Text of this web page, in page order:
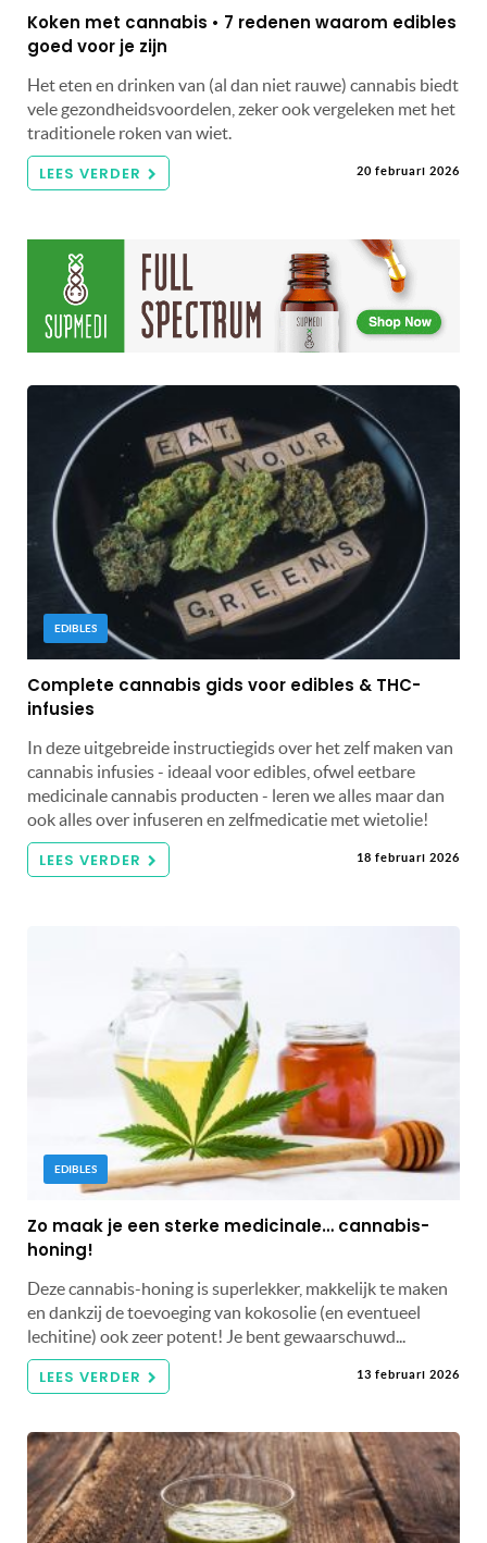
Koken met cannabis • 7 redenen waarom edibles
goed voor je zijn
Het eten en drinken van (al dan niet rauwe) cannabis biedt
vele gezondheidsvoordelen, zeker ook vergeleken met het
traditionele roken van wiet.
LEES VERDER 20 februari 2026
EDIBLES
Complete cannabis gids voor edibles & THC-
infusies
In deze uitgebreide instructiegids over het zelf maken van
cannabis infusies - ideaal voor edibles, ofwel eetbare
medicinale cannabis producten - leren we alles maar dan
ook alles over infuseren en zelfmedicatie met wietolie!
LEES VERDER 18 februari 2026
EDIBLES
Zo maak je een sterke medicinale… cannabis-
honing!
Deze cannabis-honing is superlekker, makkelijk te maken
en dankzij de toevoeging van kokosolie (en eventueel
lechitine) ook zeer potent! Je bent gewaarschuwd...
LEES VERDER 13 februari 2026